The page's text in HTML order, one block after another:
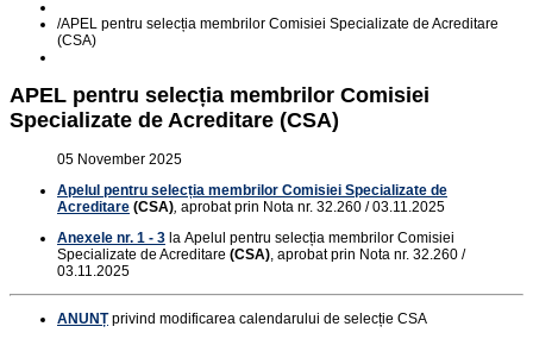
/APEL pentru selecția membrilor Comisiei Specializate de Acreditare
(CSA)
APEL pentru selecția membrilor Comisiei
Specializate de Acreditare (CSA)
05 November 2025
Apelul pentru selecția membrilor Comisiei Specializate de
Acreditare (CSA) aprobat prin Nota nr. 32.260 / 03.11.2025
Anexele nr. 1 - 3 la Apelul pentru selecția membrilor Comisiei
Specializate de Acreditare (CSA) , aprobat prin Nota nr. 32.260 /
03.11.2025
ANUNȚprivind modificarea calendarului de selecție CSA